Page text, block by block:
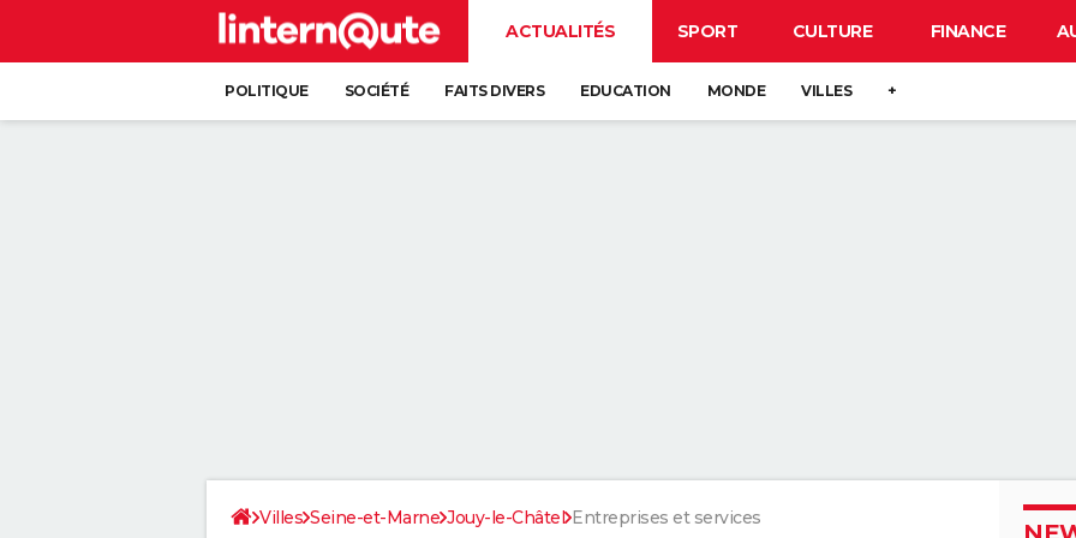
ACTUALITÉS SPORT CULTURE FINANCE
POLITIQUE SOCIÉTÉ FAITS DIVERS EDUCATION MONDE VILLES +
Villes Seine-et-Marne Jouy-le-Châtel Entreprises et services